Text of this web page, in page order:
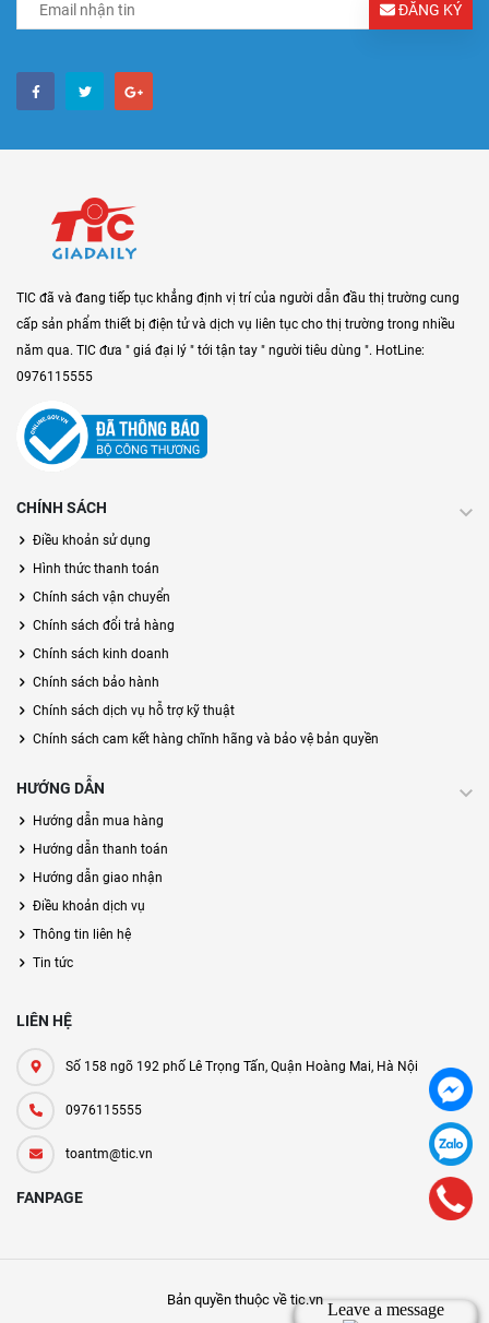
ĐĂNG KÝ
TIC đã và đang tiếp tục khẳng định vị trí của người dẫn đầu thị trường cung
cấp sản phẩm thiết bị điện tử và dịch vụ liên tục cho thị trường trong nhiều
năm qua. TIC đưa " giá đại lý " tới tận tay " người tiêu dùng ". HotLine:
0976115555
CHÍNH SÁCH
Điều khoản sử dụng
Hình thức thanh toán
Chính sách vận chuyển
Chính sách đổi trả hàng
Chính sách kinh doanh
Chính sách bảo hành
Chính sách dịch vụ hỗ trợ kỹ thuật
Chính sách cam kết hàng chĩnh hãng và bảo vệ bản quyền
HƯỚNG DẪN
Hướng dẫn mua hàng
Hướng dẫn thanh toán
Hướng dẫn giao nhận
Điều khoản dịch vụ
Thông tin liên hệ
Tin tức
LIÊN HỆ
Số 158 ngõ 192 phố Lê Trọng Tấn, Quận Hoàng Mai, Hà Nội
0976115555
toantm@tic.vn
FANPAGE
Bản quyền thuộc về tic.vn